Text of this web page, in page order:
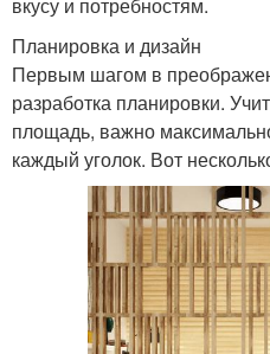
вкусу и потребностям.
Планировка и дизайн
Первым шагом в
разработка планировки.
площадь, важно
каждый уголок. Вот